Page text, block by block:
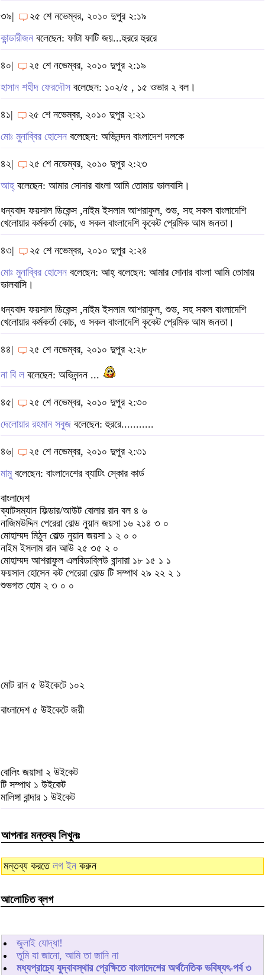
৩৯|
২৫ শে নভেম্বর, ২০১০ দুপুর ২:১৯
কান্ডারীজন বলেছেন: ফাটা ফাটি জয়...হুররে হুররে
৪০|
২৫ শে নভেম্বর, ২০১০ দুপুর ২:১৯
হাসান শহীদ ফেরদৌস বলেছেন: ১০২/৫ , ১৫ ওভার ২ বল।
৪১|
২৫ শে নভেম্বর, ২০১০ দুপুর ২:২১
মোঃ মুনাব্বির হোসেন বলেছেন: অভিনন্দন বাংলাদেশ দলকে
৪২|
২৫ শে নভেম্বর, ২০১০ দুপুর ২:২৩
আহ্বলেছেন: আমার সোনার বাংলা আমি তোমায় ভালবাসি।
ধন্যবাদ ফয়সাল ডিকেন্স ,নাইম ইসলাম আশরাফুল, শুভ, সহ সকল বাংলাদেশি
খেলোয়ার কর্মকর্তা কোচ, ও সকল বাংলাদেশি কৃকেট প্রেমিক আম জনতা।
৪৩|
২৫ শে নভেম্বর, ২০১০ দুপুর ২:২৪
মোঃ মুনাব্বির হোসেন বলেছেন: আহ্ বলেছেন: আমার সোনার বাংলা আমি তোমায়
ভালবাসি।
ধন্যবাদ ফয়সাল ডিকেন্স ,নাইম ইসলাম আশরাফুল, শুভ, সহ সকল বাংলাদেশি
খেলোয়ার কর্মকর্তা কোচ, ও সকল বাংলাদেশি কৃকেট প্রেমিক আম জনতা।
৪৪| ২৫ শে নভেম্বর, ২০১০ দুপুর ২:২৮
না বি ল বলেছেন: অভিনন্দন ...
৪৫|
২৫ শে নভেম্বর, ২০১০ দুপুর ২:৩০
দেলোয়ার রহমান সবুজ বলেছেন: হুররে...........
৪৬|
২৫ শে নভেম্বর, ২০১০ দুপুর ২:৩১
মামুবলেছেন: বাংলাদেশের ব্যাটিং স্কোর কার্ড
বাংলাদেশ
ব্যাটসম্যান ফিল্ডার/আউট বোলার রান বল ৪ ৬
নাজিমউদ্দিন পেরেরা বোল্ড নুয়ান জয়সা ১৬ ২১৪ ৩ ০
মোহাম্মদ মিঠুন বোল্ড নুয়ান জয়সা ১ ২ ০ ০
নাইম ইসলাম রান আউ ২৫ ৩৫ ২ ০
মোহাম্মদ আশরাফুল এলবিডাব্লিউ বান্দারা ১৮ ১৫ ১ ১
ফয়সাল হোসেন কট পেরেরা বোল্ড টি সম্পাথ ২৯ ২২ ২ ১
শুভগত হোম ২ ৩ ০ ০
মোট রান ৫ উইকেটে ১০২
বাংলাদেশ ৫ উইকেটে জয়ী
বোলিং জয়াসা ২ উইকেট
টি সম্পাথ ১ উইকেট
মালিঙ্গা বান্দার ১ উইকেট
আপনার মন্তব্য লিখুনঃ
মন্তব্য করতে লগ ইন করুন
আলোচিত ব্লগ
জুলাই যোদ্ধা!
তুমি যা জানো, আমি তা জানি না
মধ্যপ্রাচ্যে যুদ্বাবস্থার প্রেক্ষিতে বাংলাদেশের অর্থনৈতিক ভবিষ্যৎ-পর্ব ৩